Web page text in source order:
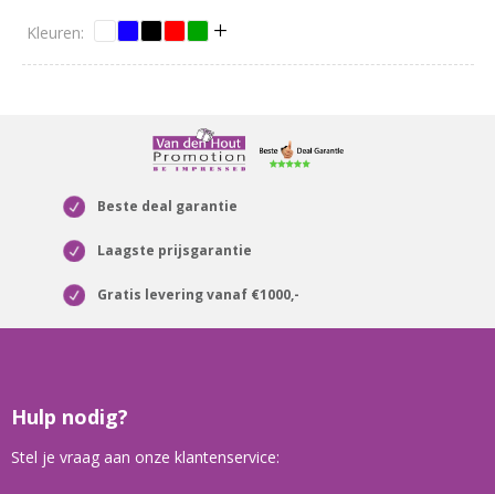
Beste deal garantie
Laagste prijsgarantie
Gratis levering vanaf €1000,-
Hulp nodig?
Stel je vraag aan onze klantenservice: